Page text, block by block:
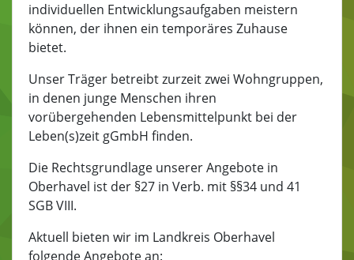
individuellen Entwicklungsaufgaben meistern
können, der ihnen ein temporäres Zuhause
bietet.
Unser Träger betreibt zurzeit zwei Wohngruppen,
in denen junge Menschen ihren
vorübergehenden Lebensmittelpunkt bei der
Leben(s)zeit gGmbH finden.
Die Rechtsgrundlage unserer Angebote in
Oberhavel ist der §27 in Verb. mit §§34 und 41
SGB VIII.
Aktuell bieten wir im Landkreis Oberhavel
folgende Angebote an: